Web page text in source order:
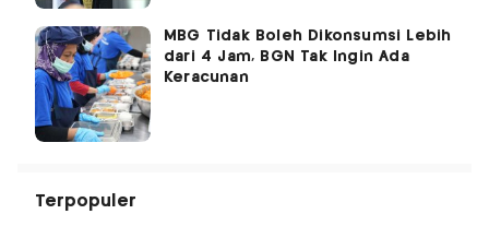
MBG Tidak Boleh Dikonsumsi Lebih
dari 4 Jam, BGN Tak Ingin Ada
Keracunan
Terpopuler